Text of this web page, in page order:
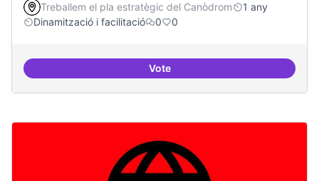
Treballem el pla estratègic del Canòdrom
1 any
Dinamització i facilitació
0 0
VoteDinamització de la participació